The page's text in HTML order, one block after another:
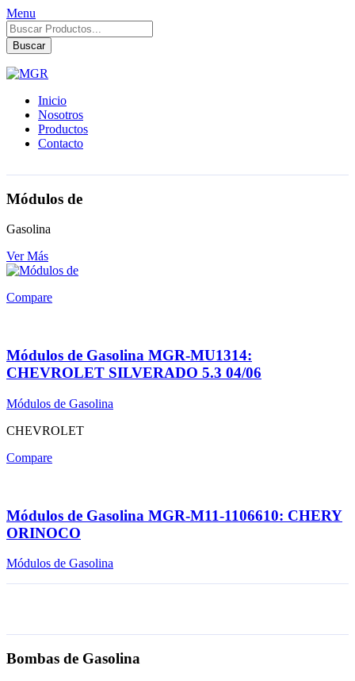
Menu
Búsqueda
de
productos
Buscar
Inicio
Nosotros
Productos
Contacto
Módulos de
Gasolina
Ver Más
Compare
Módulos de Gasolina MGR-MU1314:
CHEVROLET SILVERADO 5.3 04/06
Módulos de Gasolina
CHEVROLET
Compare
Módulos de Gasolina MGR-M11-1106610: CHERY
ORINOCO
Módulos de Gasolina
Bombas de Gasolina